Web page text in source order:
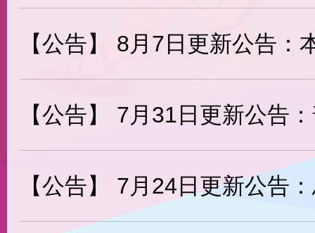
【公告】 8月7日更新公告：本尼克返
【公告】 7月31日更新公告：普利
【公告】 7月24日更新公告：馬庫